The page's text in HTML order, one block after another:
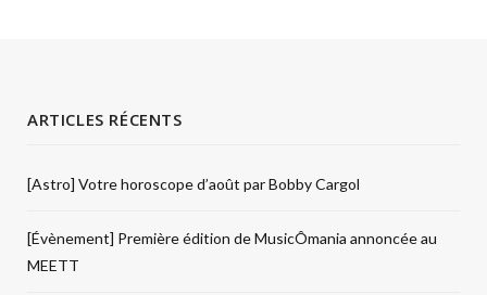
ARTICLES RÉCENTS
[Astro] Votre horoscope d’août par Bobby Cargol
[Évènement] Première édition de MusicÔmania annoncée au
MEETT